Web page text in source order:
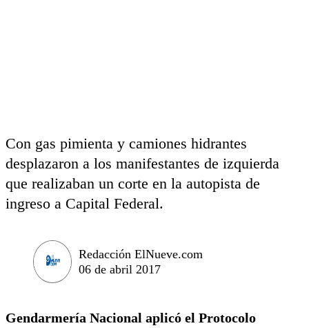
Con gas pimienta y camiones hidrantes
desplazaron a los manifestantes de izquierda
que realizaban un corte en la autopista de
ingreso a Capital Federal.
Redacción ElNueve.com
06 de abril 2017
Gendarmería Nacional aplicó el Protocolo